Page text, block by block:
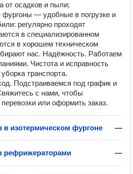
от осадков и пыли;
фургоны — удобные в погрузке и
регулярно проходят
в специализированном
в хорошем техническом
нас. Надёжность. Работаем
Чистота и исправность
транспорта.
Подстраиваемся под график и
с нами, чтобы
или оформить заказ.
в изотермическом фургоне —
рефрижераторами —